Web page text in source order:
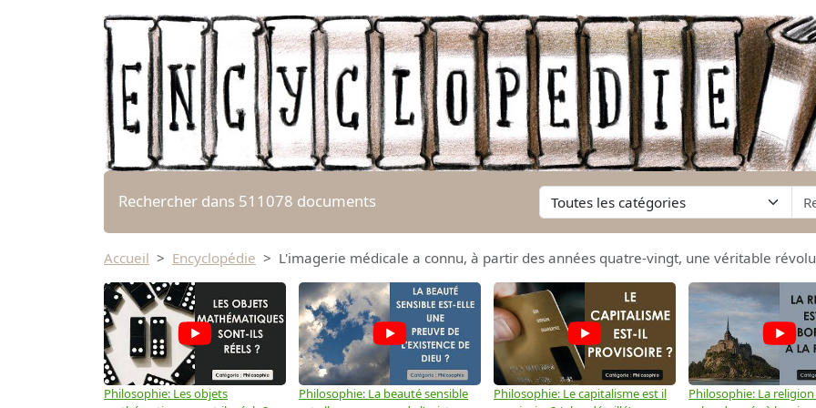
Rechercher dans 511078 documents
Accueil Encyclopédie L'imagerie médicale a connu, à partir des années quatre-vingt, une véritable
Philosophie: Les objets
Philosophie: La beauté sensible
Philosophie: Le capitalisme est il
Philosophie: La